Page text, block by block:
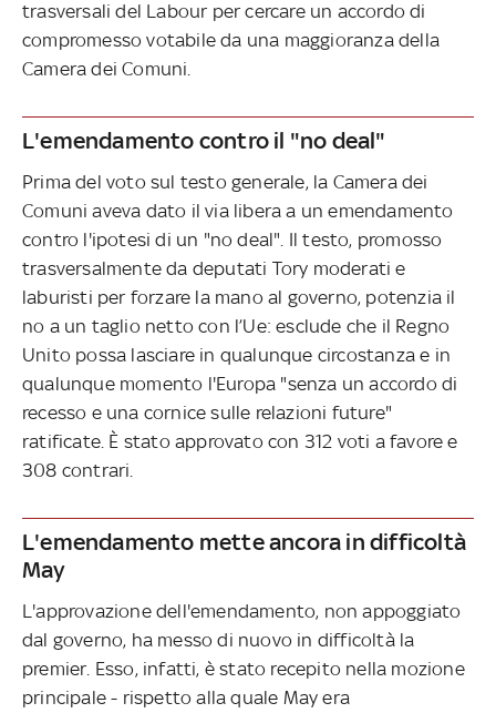
trasversali del Labour per cercare un accordo di
compromesso votabile da una maggioranza della
Camera dei Comuni.
L'emendamento contro il "no deal"
Prima del voto sul testo generale, la Camera dei
Comuni aveva dato il via libera a un emendamento
contro l'ipotesi di un "no deal". Il testo, promosso
trasversalmente da deputati Tory moderati e
laburisti per forzare la mano al governo, potenzia il
no a un taglio netto con l’Ue: esclude che il Regno
Unito possa lasciare in qualunque circostanza e in
qualunque momento l'Europa "senza un accordo di
recesso e una cornice sulle relazioni future"
ratificate. È stato approvato con 312 voti a favore e
308 contrari.
L'emendamento mette ancora in difficoltà
May
L'approvazione dell'emendamento, non appoggiato
dal governo, ha messo di nuovo in difficoltà la
premier. Esso, infatti, è stato recepito nella mozione
principale - rispetto alla quale May era